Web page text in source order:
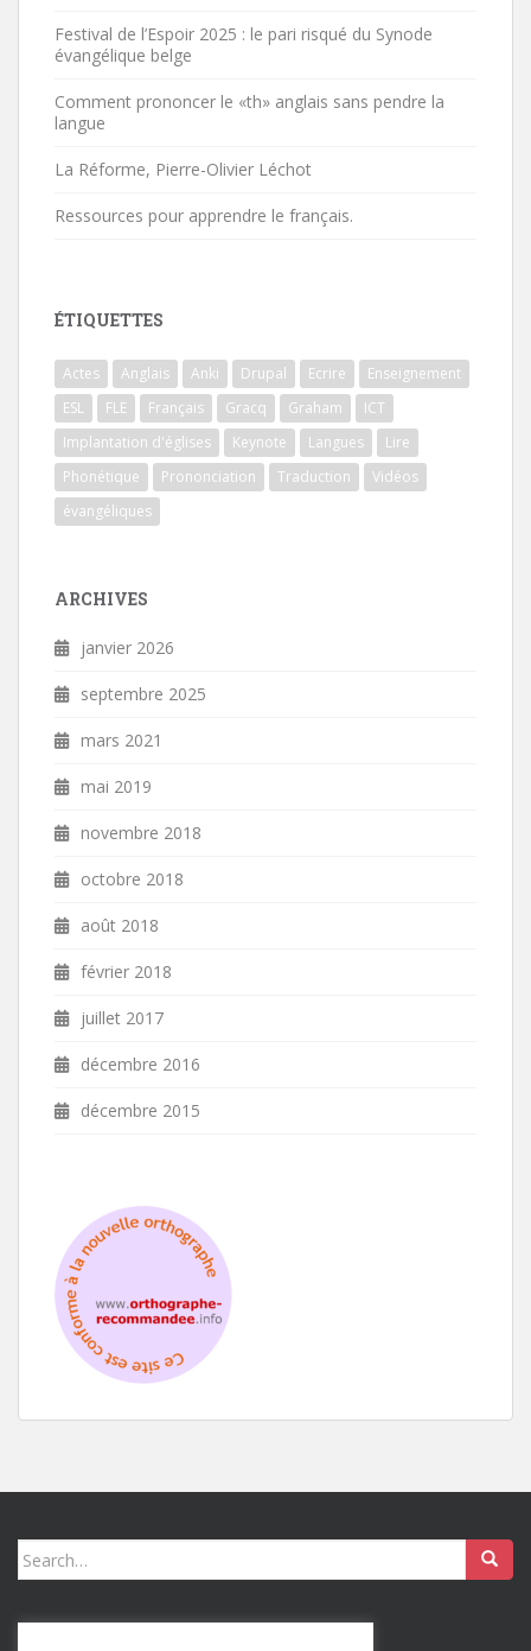
Festival de l’Espoir 2025 : le pari risqué du Synode
évangélique belge
Comment prononcer le «th» anglais sans pendre la
langue
La Réforme, Pierre-Olivier Léchot
Ressources pour apprendre le français.
ÉTIQUETTES
Actes Anglais Anki Drupal Ecrire
Enseignement
ESL
FLE Français Gracq Graham
ICT
Implantation d'églises
Keynote Langues
Lire
Phonétique
Prononciation Traduction
Vidéos
évangéliques
ARCHIVES
janvier 2026
septembre 2025
mars 2021
mai 2019
novembre 2018
octobre 2018
août 2018
février 2018
juillet 2017
décembre 2016
décembre 2015
Search
for: